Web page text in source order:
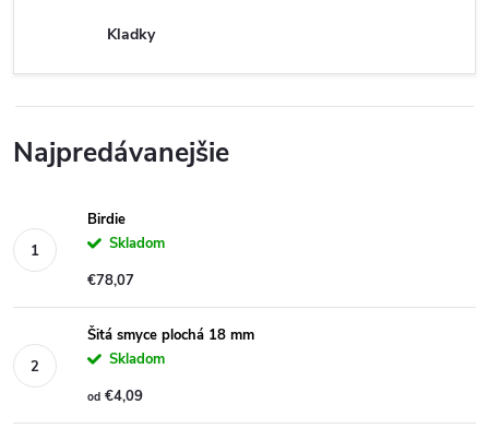
Kladky
Najpredávanejšie
Birdie
Skladom
€78,07
Šitá smyce plochá 18 mm
Skladom
od €4,09